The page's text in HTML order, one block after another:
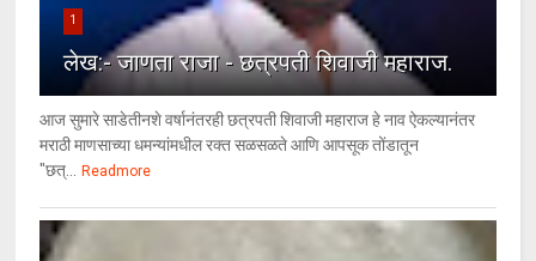
1
लेख:- जाणता राजा - छत्रपती शिवाजी महाराज.
आज सुमारे साडेतीनशे वर्षानंतरही छत्रपती शिवाजी महाराज हे नाव ऐकल्यानंतर
मराठी माणसाच्या धमन्यांमधील रक्त सळसळते आणि आपसूक तोंडातून
"छत्... Readmore